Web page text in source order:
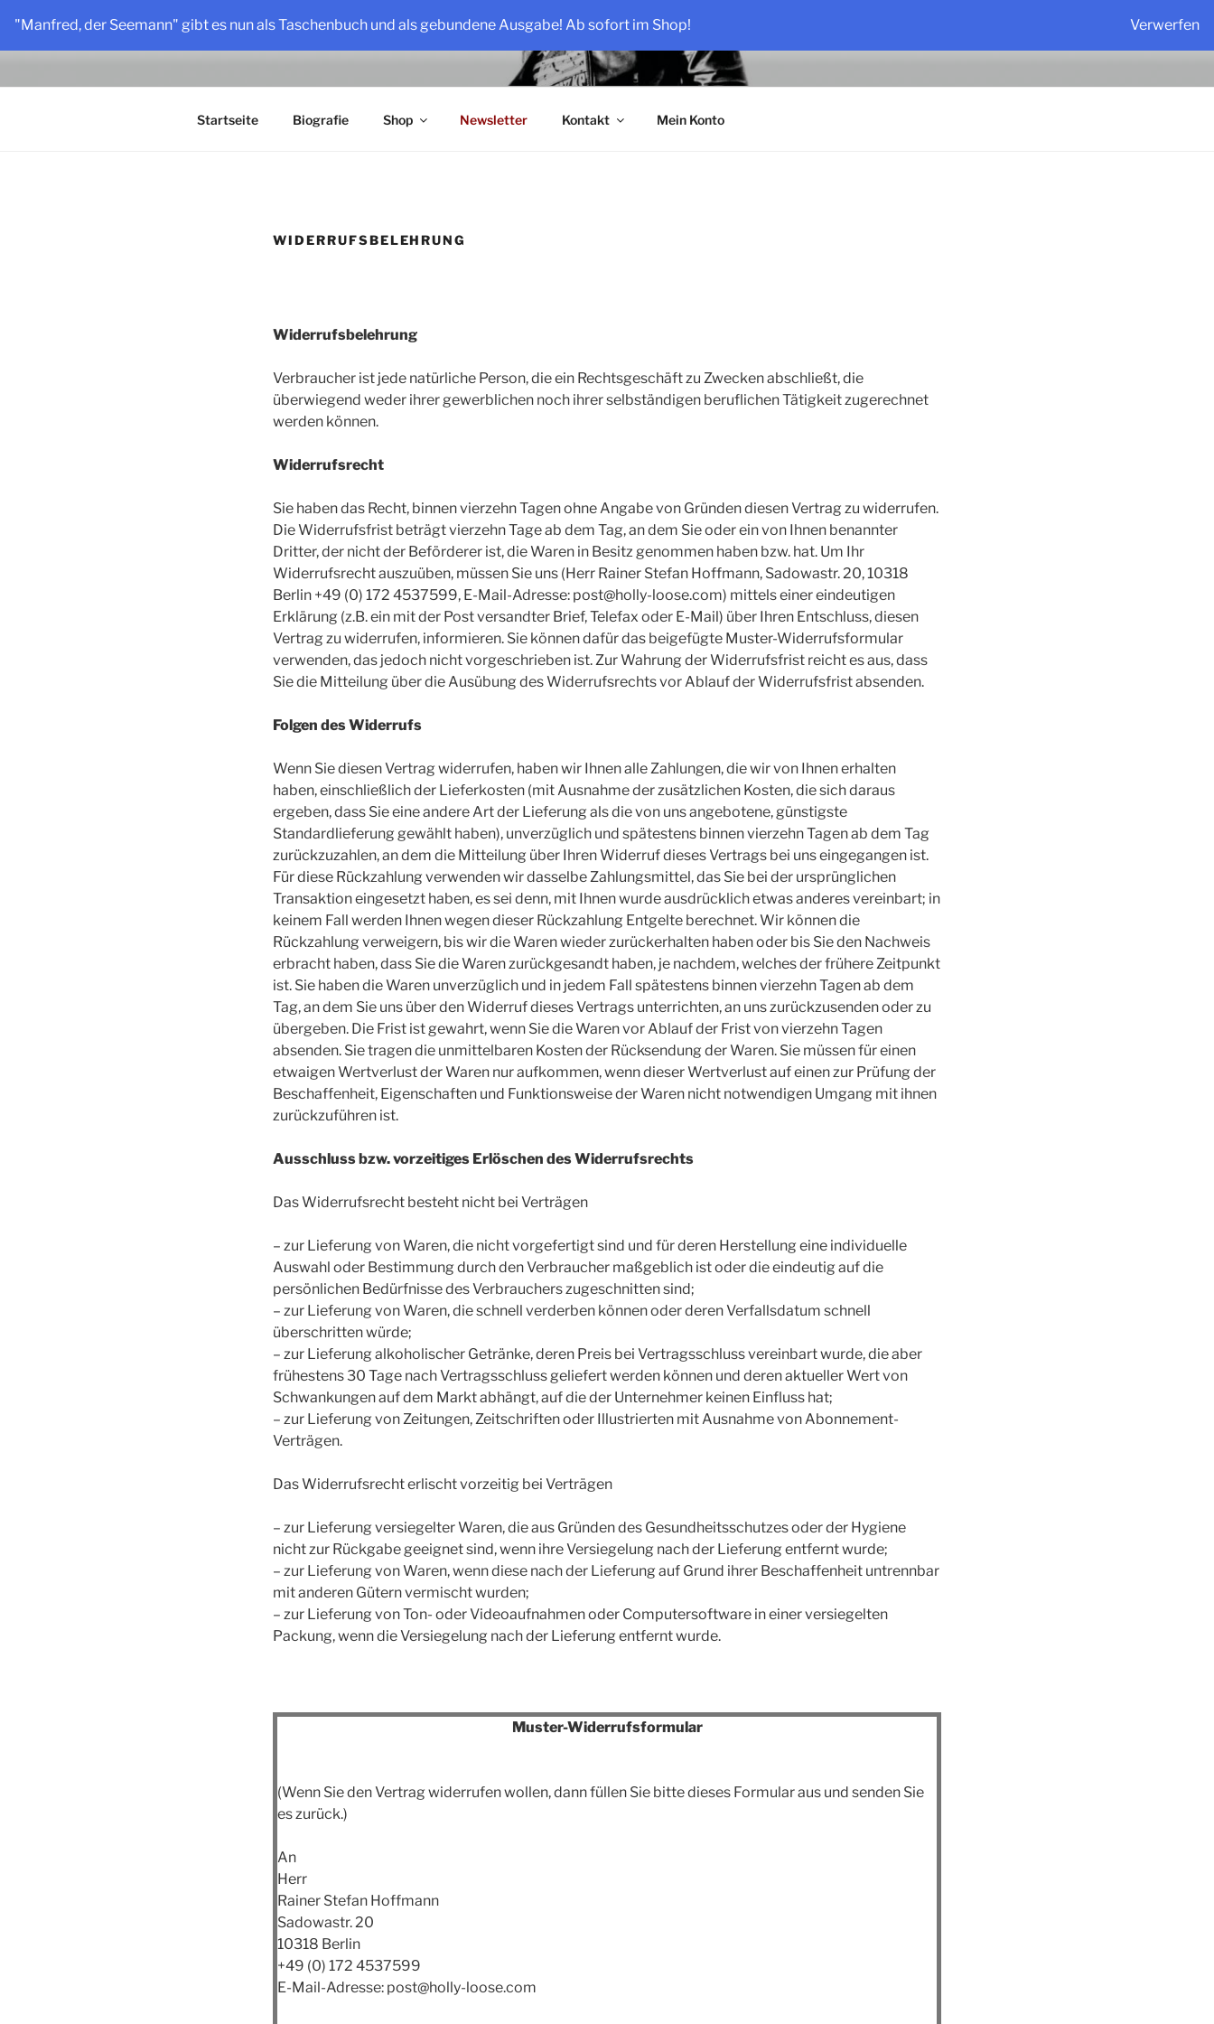
"Manfred, der Seemann" gibt es nun als Taschenbuch und als gebundene Ausgabe! Ab sofort im Shop! Verwerfen
Inhalt
springen
HOLLY LOOSE
Vater, Sänger, Autor, Erzähler
Startseite Biografie Shop Newsletter Kontakt Mein Konto
WIDERRUFSBELEHRUNG
Widerrufsbelehrung
Verbraucher ist jede natürliche Person, die ein Rechtsgeschäft zu Zwecken abschließt, die
überwiegend weder ihrer gewerblichen noch ihrer selbständigen beruflichen Tätigkeit zugerechnet
werden können.
Widerrufsrecht
Sie haben das Recht, binnen vierzehn Tagen ohne Angabe von Gründen diesen Vertrag zu widerrufen.
Die Widerrufsfrist beträgt vierzehn Tage ab dem Tag, an dem Sie oder ein von Ihnen benannter
Dritter, der nicht der Beförderer ist, die Waren in Besitz genommen haben bzw. hat. Um Ihr
Widerrufsrecht auszuüben, müssen Sie uns (Herr Rainer Stefan Hoffmann, Sadowastr. 20, 10318
Berlin +49 (0) 172 4537599, E-Mail-Adresse: post@holly-loose.com) mittels einer eindeutigen
Erklärung (z.B. ein mit der Post versandter Brief, Telefax oder E-Mail) über Ihren Entschluss, diesen
Vertrag zu widerrufen, informieren. Sie können dafür das beigefügte Muster-Widerrufsformular
verwenden, das jedoch nicht vorgeschrieben ist. Zur Wahrung der Widerrufsfrist reicht es aus, dass
Sie die Mitteilung über die Ausübung des Widerrufsrechts vor Ablauf der Widerrufsfrist absenden.
Folgen des Widerrufs
Wenn Sie diesen Vertrag widerrufen, haben wir Ihnen alle Zahlungen, die wir von Ihnen erhalten
haben, einschließlich der Lieferkosten (mit Ausnahme der zusätzlichen Kosten, die sich daraus
ergeben, dass Sie eine andere Art der Lieferung als die von uns angebotene, günstigste
Standardlieferung gewählt haben), unverzüglich und spätestens binnen vierzehn Tagen ab dem Tag
zurückzuzahlen, an dem die Mitteilung über Ihren Widerruf dieses Vertrags bei uns eingegangen ist.
Für diese Rückzahlung verwenden wir dasselbe Zahlungsmittel, das Sie bei der ursprünglichen
Transaktion eingesetzt haben, es sei denn, mit Ihnen wurde ausdrücklich etwas anderes vereinbart; in
keinem Fall werden Ihnen wegen dieser Rückzahlung Entgelte berechnet. Wir können die
Rückzahlung verweigern, bis wir die Waren wieder zurückerhalten haben oder bis Sie den Nachweis
erbracht haben, dass Sie die Waren zurückgesandt haben, je nachdem, welches der frühere Zeitpunkt
ist. Sie haben die Waren unverzüglich und in jedem Fall spätestens binnen vierzehn Tagen ab dem
Tag, an dem Sie uns über den Widerruf dieses Vertrags unterrichten, an uns zurückzusenden oder zu
übergeben. Die Frist ist gewahrt, wenn Sie die Waren vor Ablauf der Frist von vierzehn Tagen
absenden. Sie tragen die unmittelbaren Kosten der Rücksendung der Waren. Sie müssen für einen
etwaigen Wertverlust der Waren nur aufkommen, wenn dieser Wertverlust auf einen zur Prüfung der
Beschaffenheit, Eigenschaften und Funktionsweise der Waren nicht notwendigen Umgang mit ihnen
zurückzuführen ist.
Ausschluss bzw. vorzeitiges Erlöschen des Widerrufsrechts
Das Widerrufsrecht besteht nicht bei Verträgen
– zur Lieferung von Waren, die nicht vorgefertigt sind und für deren Herstellung eine individuelle
Auswahl oder Bestimmung durch den Verbraucher maßgeblich ist oder die eindeutig auf die
persönlichen Bedürfnisse des Verbrauchers zugeschnitten sind;
– zur Lieferung von Waren, die schnell verderben können oder deren Verfallsdatum schnell
überschritten würde;
– zur Lieferung alkoholischer Getränke, deren Preis bei Vertragsschluss vereinbart wurde, die aber
frühestens 30 Tage nach Vertragsschluss geliefert werden können und deren aktueller Wert von
Schwankungen auf dem Markt abhängt, auf die der Unternehmer keinen Einfluss hat;
– zur Lieferung von Zeitungen, Zeitschriften oder Illustrierten mit Ausnahme von Abonnement-
Verträgen.
Das Widerrufsrecht erlischt vorzeitig bei Verträgen
– zur Lieferung versiegelter Waren, die aus Gründen des Gesundheitsschutzes oder der Hygiene
nicht zur Rückgabe geeignet sind, wenn ihre Versiegelung nach der Lieferung entfernt wurde;
– zur Lieferung von Waren, wenn diese nach der Lieferung auf Grund ihrer Beschaffenheit untrennbar
mit anderen Gütern vermischt wurden;
– zur Lieferung von Ton- oder Videoaufnahmen oder Computersoftware in einer versiegelten
Packung, wenn die Versiegelung nach der Lieferung entfernt wurde.
Muster-Widerrufsformular
(Wenn Sie den Vertrag widerrufen wollen, dann füllen Sie bitte dieses Formular aus und senden Sie
es zurück.)
An
Herr
Rainer Stefan Hoffmann
Sadowastr. 20
10318 Berlin
+49 (0) 172 4537599
E-Mail-Adresse: post@holly-loose.com